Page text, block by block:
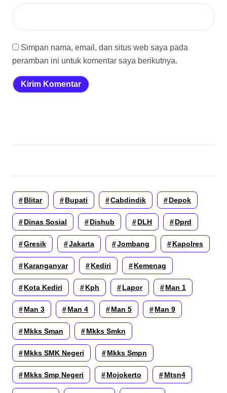
Simpan nama, email, dan situs web saya pada
peramban ini untuk komentar saya berikutnya.
Blitar Bupati Cabdindik Depok
Dinas Sosial Dishub DLH Dprd
Gresik Jakarta Jombang Kapolres
Karanganyar Kediri Kemenag
Kota Kediri Kph Lapor Man 1
Man 3 Man 4 Man 5 Man 9
Mkks Sman Mkks Smkn
Mkks SMK Negeri Mkks Smpn
Mkks Smp Negeri Mojokerto Mtsn4